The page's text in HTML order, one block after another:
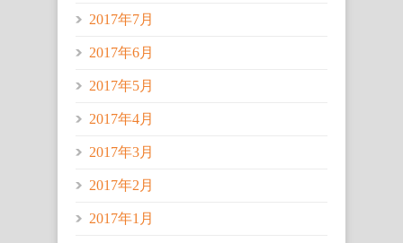
2017年7月
2017年6月
2017年5月
2017年4月
2017年3月
2017年2月
2017年1月